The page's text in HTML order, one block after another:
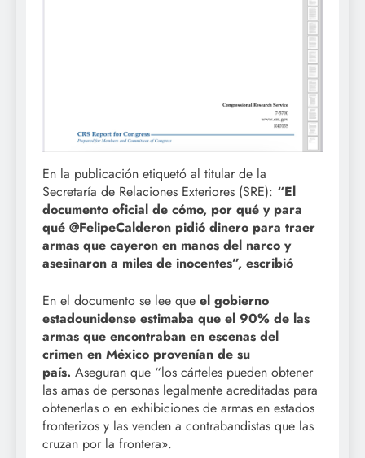
En la publicación etiquetó al titular de la
Secretaría de Relaciones Exteriores (SRE): “El
documento oficial de cómo, por qué y para
qué @FelipeCalderon pidió dinero para traer
armas que cayeron en manos del narco y
asesinaron a miles de inocentes”, escribió
En el documento se lee que el gobierno
estadounidense estimaba que el 90% de las
armas que encontraban en escenas del
crimen en México provenían de su
país. Aseguran que “los cárteles pueden obtener
las amas de personas legalmente acreditadas para
obtenerlas o en exhibiciones de armas en estados
fronterizos y las venden a contrabandistas que las
cruzan por la frontera».